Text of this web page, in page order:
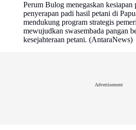
Perum Bulog menegaskan kesiapan
penyerapan padi hasil petani di
mendukung program strategis
mewujudkan swasembada pangan
kesejahteraan petani. (AntaraNews)
Advertisement